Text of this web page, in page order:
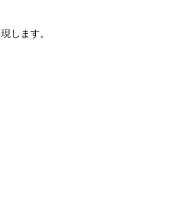
します。